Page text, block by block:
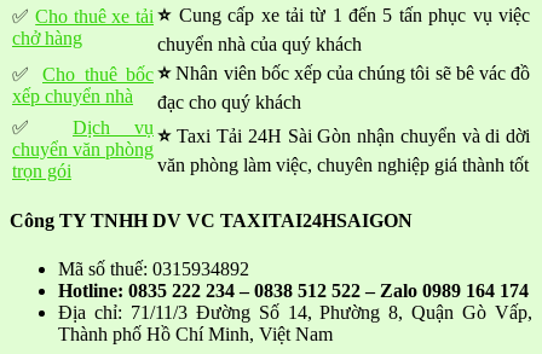
✅Cho thuê xe tải
chở hàng
⭐ Cung cấp xe tải từ 1 đến 5 tấn phục vụ việc
chuyển nhà của quý khách
✅ Cho thuê bốc
xếp chuyển nhà
⭐Nhân viên bốc xếp của chúng tôi sẽ bê vác đồ
đạc cho quý khách
✅ Dịch vụ
chuyển văn phòng
trọn gói
⭐Taxi Tải 24H Sài Gòn nhận chuyển và di dời
văn phòng làm việc, chuyên nghiệp giá thành tốt
Công TY TNHH DV VC TAXITAI24HSAIGON
Mã số thuế: 0315934892
Hotline: 0835 222 234 – 0838 512 522 – Zalo 0989 164 174
Địa chỉ: 71/11/3 Đường Số 14, Phường 8, Quận Gò Vấp,
Thành phố Hồ Chí Minh, Việt Nam